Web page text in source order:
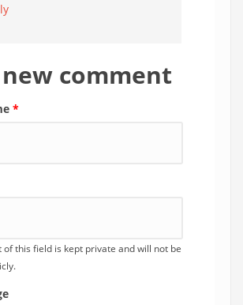
comment
*
of this field is kept private and will not be